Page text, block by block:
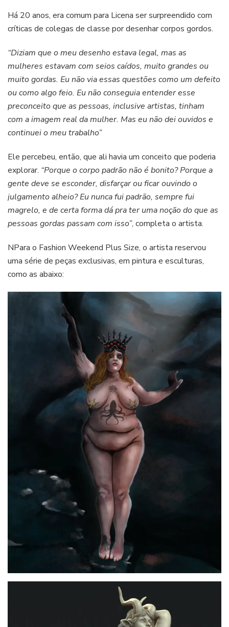
Há 20 anos, era comum para Licena ser surpreendido com
críticas de colegas de classe por desenhar corpos gordos.
“Diziam que o meu desenho estava legal, mas as
mulheres estavam com seios caídos, muito grandes ou
muito gordas. Eu não via essas questões como um defeito
ou como algo feio. Eu não conseguia entender esse
preconceito que as pessoas, inclusive artistas, tinham
com a imagem real da mulher. Mas eu não dei ouvidos e
continuei o meu trabalho”
Ele percebeu, então, que ali havia um conceito que poderia
explorar. “Porque o corpo padrão não é bonito? Porque a
gente deve se esconder, disfarçar ou ficar ouvindo o
julgamento alheio? Eu nunca fui padrão, sempre fui
magrelo, e de certa forma dá pra ter uma noção do que as
pessoas gordas passam com isso”, completa o artista.
NPara o Fashion Weekend Plus Size, o artista reservou
uma série de peças exclusivas, em pintura e esculturas,
como as abaixo: